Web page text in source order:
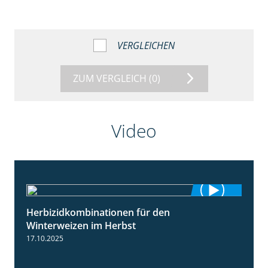
VERGLEICHEN
ZUM VERGLEICH (0)
Video
Herbizidkombinationen für den
Winterweizen im Herbst
17.10.2025